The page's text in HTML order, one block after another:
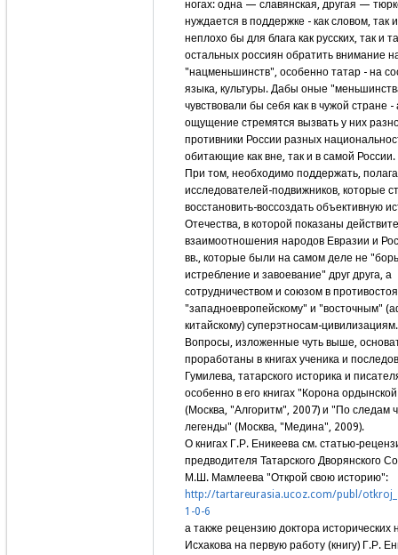
ногах: одна — славянская, другая —
нуждается в поддержке - как словом, так
неплохо бы для блага как русских, так и
остальных россиян обратить внимание
"нацменьшинств", особенно татар - на
языка, культуры. Дабы оные
чувствовали бы себя как в чужой стране
ощущение стремятся вызвать у них
противники России разных
обитающие как вне, так и в самой России.
При том, необходимо поддержать,
исследователей-подвижников, которые
восстановить-воссоздать объективную
Отечества, в которой показаны
взаимоотношения народов Евразии и
вв., которые были на самом деле не
истребление и завоевание" друг друга, а
сотрудничеством и союзом в
"западноевропейскому" и "восточным"
китайскому) суперэтносам-цивилизациям.
Вопросы, изложенные чуть выше,
проработаны в книгах ученика и
Гумилева, татарского историка и
особенно в его книгах "Корона
(Москва, "Алгоритм", 2007) и "По следам
легенды" (Москва, "Медина", 2009).
О книгах Г.Р. Еникеева см. статью-
предводителя Татарского Дворянского
М.Ш. Мамлеева "Открой свою историю":
http://tartareurasia.ucoz.com/publ/
1-0-6
а также рецензию доктора исторических
Исхакова на первую работу (книгу) Г.Р.